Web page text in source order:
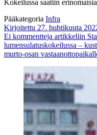
Kokeilussa saatiin
Pääkategoria Infra
Kirjoitettu 27. huhtikuuta
Ei kommentteja artikkeliin
lumensulatuskokeilussa –
murto-osan